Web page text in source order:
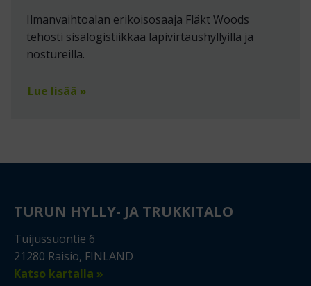
Ilmanvaihtoalan erikoisosaaja Fläkt Woods
tehosti sisälogistiikkaa läpivirtaushyllyillä ja
nostureilla.
Lue lisää »
TURUN HYLLY- JA TRUKKITALO
Tuijussuontie 6
21280 Raisio, FINLAND
Katso kartalla »